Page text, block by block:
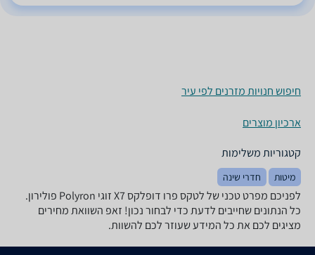
חיפוש חנויות מזרנים לפי עיר
ארכיון מוצרים
קטגוריות משלימות
מיטות חדרי שינה
לפניכם מפרט טכני של לטקס פרו דופלקס X7 זוגי Polyron פולירון.
כל הנתונים שחייבים לדעת כדי לבחור נכון! זאפ השוואת מחירים
מציגים לכם את כל המידע שעוזר לכם להשוות.